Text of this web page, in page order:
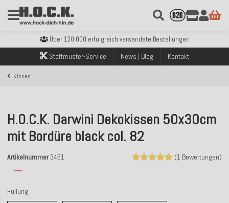
Über 120.000 erfolgreich versendete Bestellungen
Sicher bezahlen mit Klarna, PayPal & Amazon Pay
Kostenloser Versand innerhalb Deutschlands ab 99€ Bestellwert
Über 120.000 erfolgreich versendete Bestellungen
Stoffmuster-Service News | Blog Kontakt
Kissen
H.O.C.K. Darwini Dekokissen 50x30cm
mit Bordüre black col. 82
(1 Bewertungen)
Artikelnummer3451
Füllung